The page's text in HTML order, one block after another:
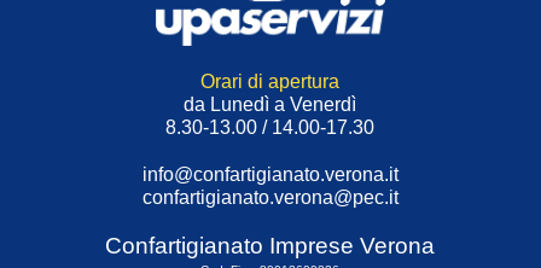
Orari di apertura
da Lunedì a Venerdì
8.30-13.00 / 14.00-17.30
info@confartigianato.verona.it
confartigianato.verona@pec.it
Confartigianato Imprese Verona